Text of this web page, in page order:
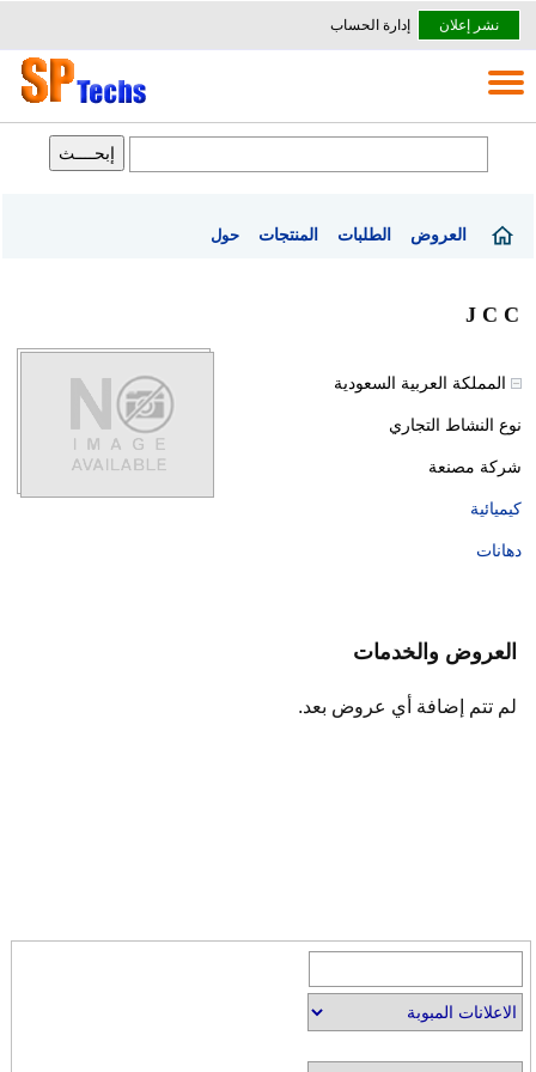
نشر إعلان إدارة الحساب
العروض الطلبات المنتجات حول
J C C
المملكة العربية السعودية
نوع النشاط التجاري
شركة مصنعة
كيميائية
دهانات
العروض والخدمات
لم تتم إضافة أي عروض بعد.